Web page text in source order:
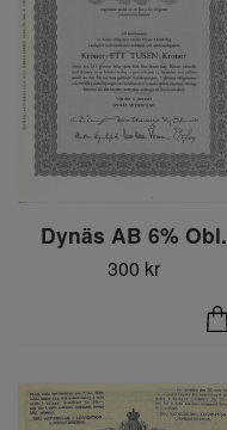
Dynäs AB 6% Obl.
300 kr